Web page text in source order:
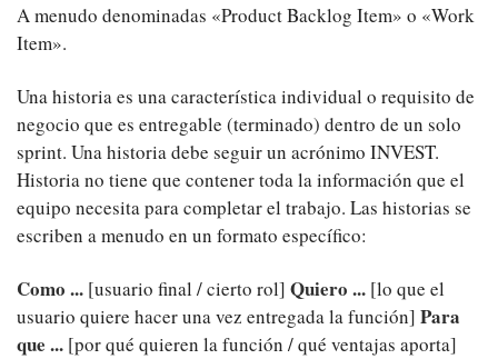
A menudo denominadas «Product Backlog Item» o «Work
Item».
Una historia es una característica individual o requisito de
negocio que es entregable (terminado) dentro de un solo
sprint. Una historia debe seguir un acrónimo INVEST.
Historia no tiene que contener toda la información que el
equipo necesita para completar el trabajo. Las historias se
escriben a menudo en un formato específico:
Como ... [usuario final / cierto rol] Quiero ... [lo que el
usuario quiere hacer una vez entregada la función] Para
que ... [por qué quieren la función / qué ventajas aporta]